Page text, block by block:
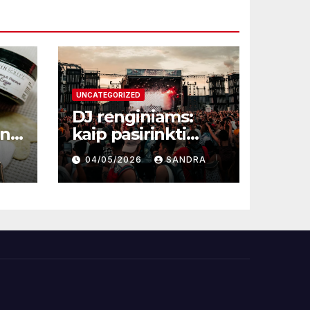
UNCATEGORIZED
DJ renginiams:
kaip pasirinkti
profesionalą ir
sukurti
nepamirštamą
04/05/2026 SANDRA